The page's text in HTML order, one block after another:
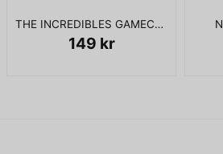
THE INCREDIBLES GAMECUBE
149 kr